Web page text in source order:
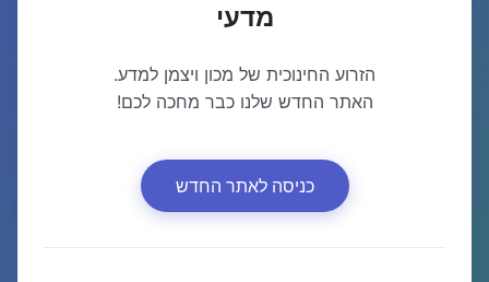
מדעי
הזרוע החינוכית של מכון ויצמן למדע.
האתר החדש שלנו כבר מחכה לכם!
כניסה לאתר החדש